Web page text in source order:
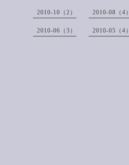
2010-10（2） 2010-08（4）
2010-06（3） 2010-05（4）